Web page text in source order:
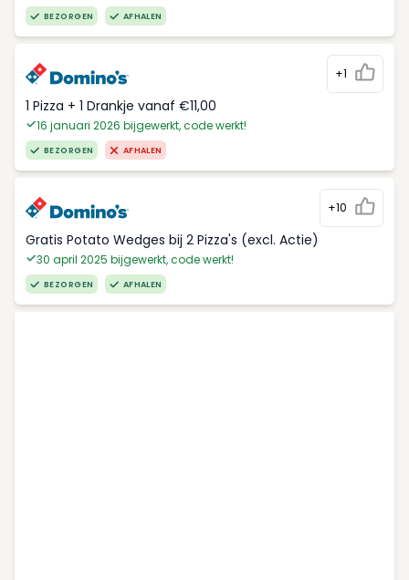
BEZORGEN AFHALEN
+1
1 Pizza + 1 Drankje vanaf €11,00
16 januari 2026 bijgewerkt, code werkt!
BEZORGEN AFHALEN
+10
Gratis Potato Wedges bij 2 Pizza's (excl. Actie)
30 april 2025 bijgewerkt, code werkt!
BEZORGEN AFHALEN